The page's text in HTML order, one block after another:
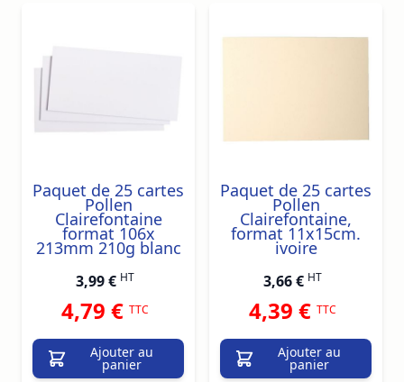
Paquet de 25 cartes
Pollen
Clairefontaine
format 106x
213mm 210g blanc
3,99 € HT
4,79 € TTC
Ajouter au
panier
Paquet de 25 cartes
Pollen
Clairefontaine,
format 11x15cm.
ivoire
3,66 € HT
4,39 € TTC
Ajouter au
panier